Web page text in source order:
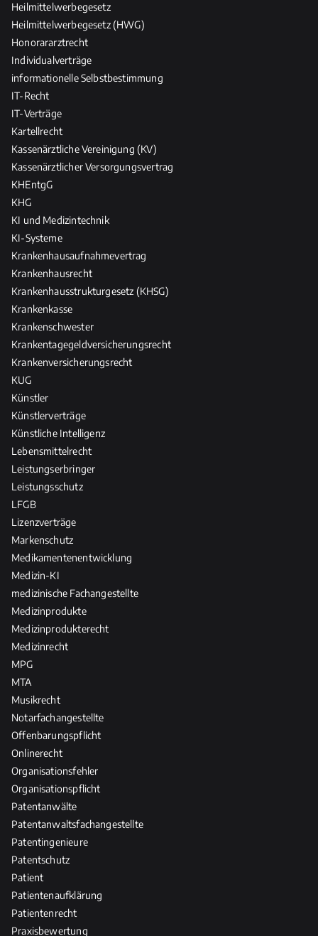
Heilmittelwerbegesetz
Heilmittelwerbegesetz (HWG)
Honorararztrecht
Individualverträge
informationelle Selbstbestimmung
IT-Recht
IT-Verträge
Kartellrecht
Kassenärztliche Vereinigung (KV)
Kassenärztlicher Versorgungsvertrag
KHEntgG
KHG
KI und Medizintechnik
KI-Systeme
Krankenhausaufnahmevertrag
Krankenhausrecht
Krankenhausstrukturgesetz (KHSG)
Krankenkasse
Krankenschwester
Krankentagegeldversicherungsrecht
Krankenversicherungsrecht
KUG
Künstler
Künstlerverträge
Künstliche Intelligenz
Lebensmittelrecht
Leistungserbringer
Leistungsschutz
LFGB
Lizenzverträge
Markenschutz
Medikamentenentwicklung
Medizin-KI
medizinische Fachangestellte
Medizinprodukte
Medizinprodukterecht
Medizinrecht
MPG
MTA
Musikrecht
Notarfachangestellte
Offenbarungspflicht
Onlinerecht
Organisationsfehler
Organisationspflicht
Patentanwälte
Patentanwaltsfachangestellte
Patentingenieure
Patentschutz
Patient
Patientenaufklärung
Patientenrecht
Praxisbewertung